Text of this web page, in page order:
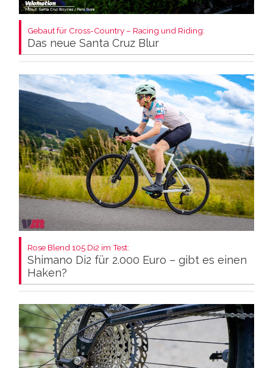
Gebaut für Cross-Country – Racing und Riding:
Das neue Santa Cruz Blur
Rose Blend 105 Di2 im Test:
Shimano Di2 für 2.000 Euro – gibt es einen
Haken?